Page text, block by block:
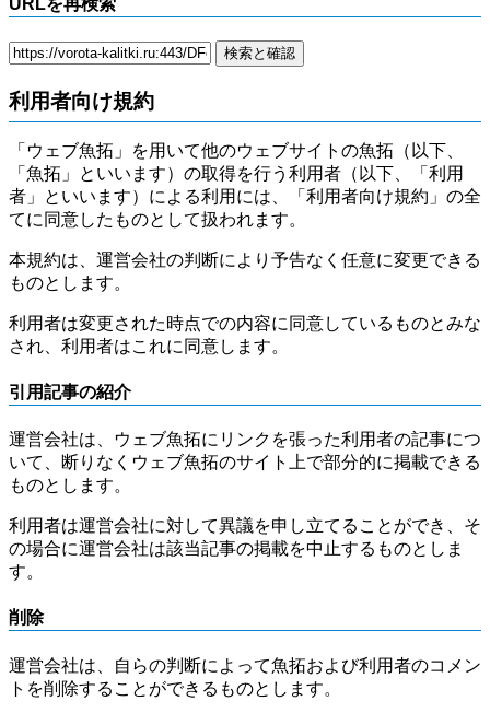
利用者向け規約
「ウェブ魚拓」を用いて他のウェブサイトの魚拓（以下、
「魚拓」といいます）の取得を行う利用者（以下、「利用
者」といいます）による利用には、「利用者向け規約」の全
てに同意したものとして扱われます。
本規約は、運営会社の判断により予告なく任意に変更できる
ものとします。
利用者は変更された時点での内容に同意しているものとみな
され、利用者はこれに同意します。
引用記事の紹介
運営会社は、ウェブ魚拓にリンクを張った利用者の記事につ
いて、断りなくウェブ魚拓のサイト上で部分的に掲載できる
ものとします。
利用者は運営会社に対して異議を申し立てることができ、そ
の場合に運営会社は該当記事の掲載を中止するものとしま
す。
削除
運営会社は、自らの判断によって魚拓および利用者のコメン
トを削除することができるものとします。